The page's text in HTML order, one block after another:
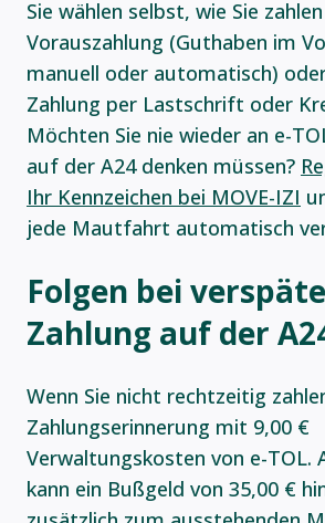
Sie wählen selbst, wie Sie
Vorauszahlung (Guthaben im
manuell oder automatisch)
Zahlung per Lastschrift oder
Möchten Sie nie wieder an e-
auf der A24 denken müssen?
Ihr Kennzeichen bei MOVE-IZI
jede Mautfahrt automatisch
Folgen bei
Zahlung auf der
Wenn Sie nicht rechtzeitig
Zahlungserinnerung mit 9,00 €
Verwaltungskosten von e-TOL.
kann ein Bußgeld von 35,00 €